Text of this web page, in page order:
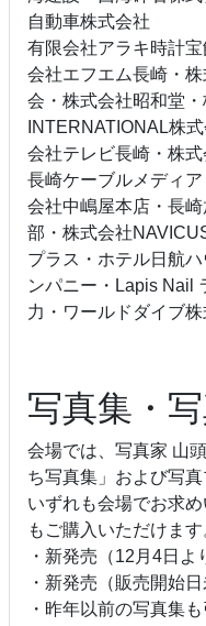
自動車株式会社
有限会社アラキ時計
会社エフエム長崎・
会・株式会社昭和堂
INTERNATIONAL株
会社テレビ長崎・株
長崎ケーブルメディ
会社中嶋屋本店・長
部・株式会社
プラス・ホテル日航
ンパニー・Lapis Nail
力・ワールドダイブ
写真集・
会場では、写真家 山
ち写真集」および写
いずれも会場でお求
もご購入いただけます
・新発売（12月4日
・新発売（販売開始
・昨年以前の写真集